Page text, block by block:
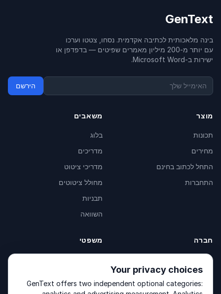
GenText
בינה מלאכותית לכתיבה אקדמית. נסחו, צטטו וערכו
עם יותר מ-200 מיליון מאמרים שפיטים — בדפדפן או
ישירות ב-Microsoft Word.
הירשם
מוצר
תכונות
מחירים
התחל לכתוב בחינם
התחברות
משאבים
בלוג
מדריכים
מדריכי ציטוט
מחולל ציטוטים
תבניות
השוואה
חברה
אודות
צור קשר
מוצרים
משפטי
Terms of Service
Your privacy choices
GenText offers two independent optional categories: